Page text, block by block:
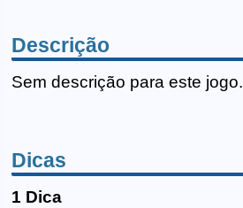
Descrição
Sem descrição para este jogo.
Dicas
1 Dica